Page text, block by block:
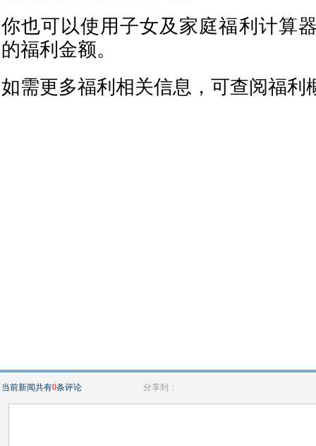
你也可以使用子女及家庭福利计算
的福利金额。
如需更多福利相关信息，可查阅福利
当前新闻共有0条评论 分享到：